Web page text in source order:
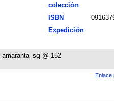
colección
ISBN
Expedición
amaranta_sg @ 152
Enlace